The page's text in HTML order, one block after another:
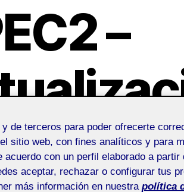
–
y de terceros para poder ofrecerte
sitio web, con fines analíticos y para
acuerdo con un perfil elaborado a partir
aceptar, rechazar o configurar tus
más información en nuestra política